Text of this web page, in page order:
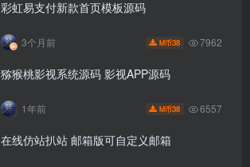
彩虹易支付新款首页模板源码
3个月前 M币38 7962
猕猴桃影视系统源码 影视APP源码
1年前 M币38 6557
在线仿站扒站 邮箱版可自定义邮箱